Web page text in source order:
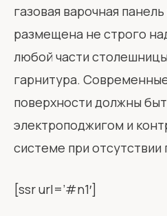
газовая варочная
размещена не строго
любой части
гарнитура.
поверхности должны
электроподжигом и
системе при отсутствии
[ssr url=’#n1′]